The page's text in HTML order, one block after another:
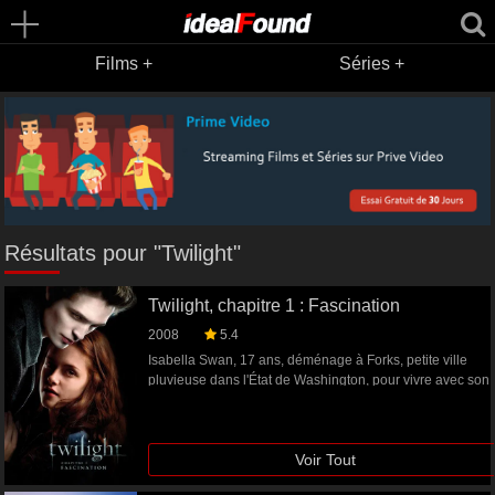
Films + Séries +
Résultats pour "Twilight"
Twilight, chapitre 1 : Fascination
2008
5.4
Isabella Swan, 17 ans, déménage à Forks, petite ville
pluvieuse dans l'État de Washington, pour vivre avec son
terriblement intriguée par le comportement d'une étrange
fratrie, deux filles et trois garçons. Bella tombe follement
amoureuse de l'un d'eux, Edward Cullen. Une relation
Voir Tout